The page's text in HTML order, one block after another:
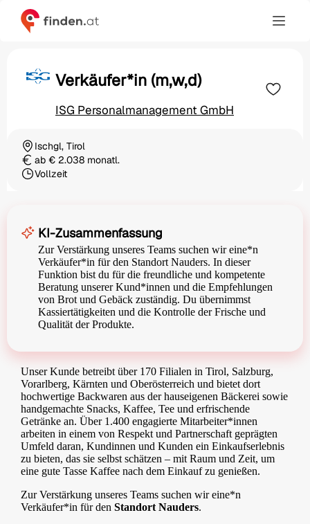
Verkäufer*in (m,w,d)
ISG Personalmanagement GmbH
Ortschaft
Ischgl, Tirol
Gehaltab € 2.038 monatl.
Beschäftigungsart
Vollzeit
KI-Zusammenfassung
Zur Verstärkung unseres Teams suchen wir eine*n
Verkäufer*in für den Standort Nauders. In dieser
Funktion bist du für die freundliche und kompetente
Beratung unserer Kund*innen und die Empfehlungen
von Brot und Gebäck zuständig. Du übernimmst
Kassiertätigkeiten und die Kontrolle der Frische und
Qualität der Produkte.
Unser Kunde betreibt über 170 Filialen in Tirol, Salzburg,
Vorarlberg, Kärnten und Oberösterreich und bietet dort
hochwertige Backwaren aus der hauseigenen Bäckerei sowie
handgemachte Snacks, Kaffee, Tee und erfrischende
Getränke an. Über 1.400 engagierte Mitarbeiter*innen
arbeiten in einem von Respekt und Partnerschaft geprägten
Umfeld daran, Kundinnen und Kunden ein Einkaufserlebnis
zu bieten, das sie selbst schätzen – mit Raum und Zeit, um
eine gute Tasse Kaffee nach dem Einkauf zu genießen.
Zur Verstärkung unseres Teams suchen wir eine*n
Verkäufer*in für den Standort Nauders.